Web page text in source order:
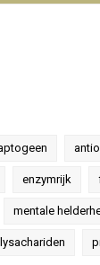
enzymrijk
mentale